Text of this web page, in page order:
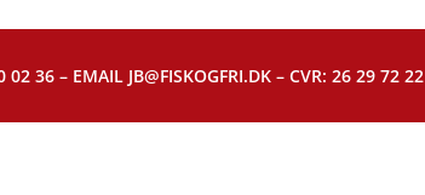
36 – EMAIL JB@FISKOGFRI.DK – CVR: 26 29 72 22